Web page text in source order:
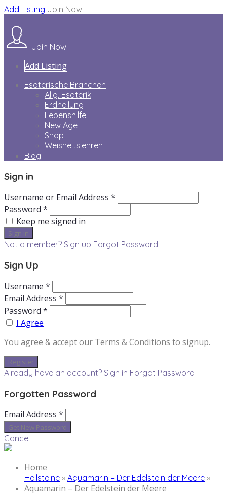
Add Listing Join Now
Join Now
Add Listing
Esoterische Branchen
Allg. Esoterik
Erdheilung
Lebenshilfe
New Age
Shop
Weisheitslehren
Blog
Sign in
Username or Email Address *
Password *
Keep me signed in
Not a member? Sign up Forgot Password
Sign Up
Username *
Email Address *
Password *
I Agree
You agree & accept our Terms & Conditions to signup.
Already have an account? Sign in Forgot Password
Forgotten Password
Email Address *
Cancel
Home
Heilsteine » Aquamarin – Der Edelstein der Meere »
Aquamarin – Der Edelstein der Meere